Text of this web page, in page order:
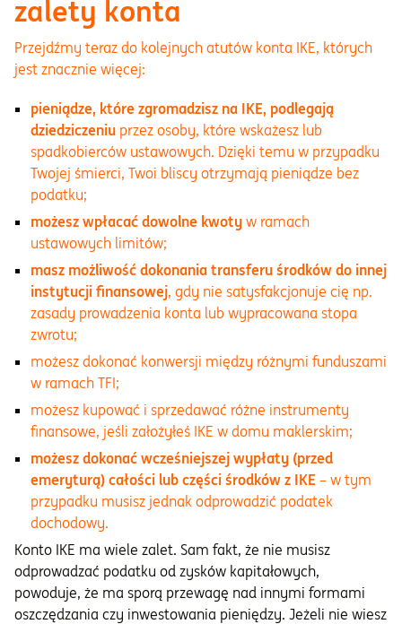
zalety konta
Przejdźmy teraz do kolejnych atutów konta IKE, których
jest znacznie więcej:
pieniądze, które zgromadzisz na IKE, podlegają
dziedziczeniu przez osoby, które wskażesz lub
spadkobierców ustawowych. Dzięki temu w przypadku
Twojej śmierci, Twoi bliscy otrzymają pieniądze bez
podatku;
możesz wpłacać dowolne kwoty w ramach
ustawowych limitów;
masz możliwość dokonania transferu środków do innej
instytucji finansowej, gdy nie satysfakcjonuje cię np.
zasady prowadzenia konta lub wypracowana stopa
zwrotu;
możesz dokonać konwersji między różnymi funduszami
w ramach TFI;
możesz kupować i sprzedawać różne instrumenty
finansowe, jeśli założyłeś IKE w domu maklerskim;
możesz dokonać wcześniejszej wypłaty (przed
emeryturą) całości lub części środków z IKE – w tym
przypadku musisz jednak odprowadzić podatek
dochodowy.
Konto IKE ma wiele zalet. Sam fakt, że nie musisz
odprowadzać podatku od zysków kapitałowych,
powoduje, że ma sporą przewagę nad innymi formami
oszczędzania czy inwestowania pieniędzy. Jeżeli nie wiesz